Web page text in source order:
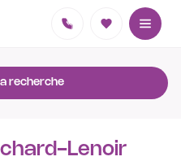
recherche
Lenoir